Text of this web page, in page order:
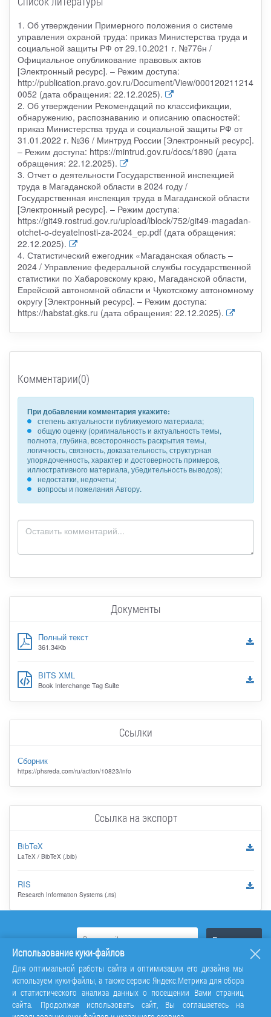
1. Об утверждении Примерного положения о системе
управления охраной труда: приказ Министерства труда и
социальной защиты РФ от 29.10.2021 г. №776н /
Официальное опубликование правовых актов
[Электронный ресурс]. – Режим доступа:
http://publication.pravo.gov.ru/Document/View/000120211214
0052 (дата обращения: 22.12.2025).
2. Об утверждении Рекомендаций по классификации,
обнаружению, распознаванию и описанию опасностей:
приказ Министерства труда и социальной защиты РФ от
31.01.2022 г. №36 / Минтруд России [Электронный ресурс].
– Режим доступа: https://mintrud.gov.ru/docs/1890 (дата
обращения: 22.12.2025).
3. Отчет о деятельности Государственной инспекцией
труда в Магаданской области в 2024 году /
Государственная инспекция труда в Магаданской области
[Электронный ресурс]. – Режим доступа:
https://git49.rostrud.gov.ru/upload/iblock/752/git49-magadan-
otchet-o-deyatelnosti-za-2024_ep.pdf (дата обращения:
22.12.2025).
4. Статистический ежегодник «Магаданская область –
2024 / Управление федеральной службы государственной
статистики по Хабаровскому краю, Магаданской области,
Еврейской автономной области и Чукотскому автономному
округу [Электронный ресурс]. – Режим доступа:
https://habstat.gks.ru (дата обращения: 22.12.2025).
Комментарии(0)
При добавлении комментария укажите:
степень актуальности публикуемого материала;
общую оценку (оригинальность и актуальность темы,
полнота, глубина, всесторонность раскрытия темы,
логичность, связность, доказательность, структурная
упорядоченность, характер и достоверность примеров,
иллюстративного материала, убедительность выводов);
недостатки, недочеты;
вопросы и пожелания Автору.
Документы
Полный текст
361.34Kb
BITS XML
Book Interchange Tag Suite
Ссылки
Сборник
https://phsreda.com/ru/action/10823/info
Ссылка на экспорт
BibTeX
LaTeX / BibTeX (.bib)
RIS
Research Information Systems (.ris)
Использование куки-файлов
Для оптимальной работы сайта и оптимизации его дизайна мы
используем куки-файлы, а также сервис Яндекс.Метрика для сбора
и статистического анализа данных о посещении Вами страниц
сайта. Продолжая использовать сайт, Вы соглашаетесь на